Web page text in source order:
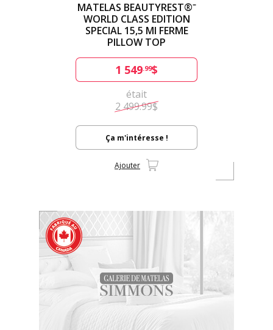
MATELAS BEAUTYREST®⁻
WORLD CLASS EDITION
SPECIAL 15,5 MI FERME
PILLOW TOP
1 549.99$
était
2 499.99$
Ça m'intéresse !
Ajouter